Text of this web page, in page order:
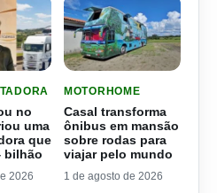
no
uma
que
bilhão
2026
MOTORHOME
Casal transforma
ônibus em mansão
sobre rodas para
viajar pelo mundo
1 de agosto de 2026